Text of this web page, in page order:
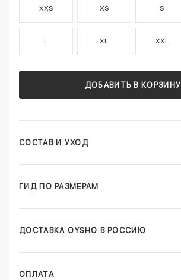
XXS XS S
L XL XXL
ДОБАВИТЬ В КОРЗИНУ
СОСТАВ И УХОД
ГИД ПО РАЗМЕРАМ
ДОСТАВКА OYSHO В РОССИЮ
ОПЛАТА